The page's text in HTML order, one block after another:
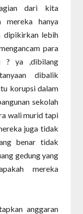
dari kita
mereka hanya
dipikirkan lebih
para
? ya ,dibilang
dibalik
korupsi dalam
sekolah
wali murid tapi
juga tidak
benar tidak
gedung yang
mereka
anggaran